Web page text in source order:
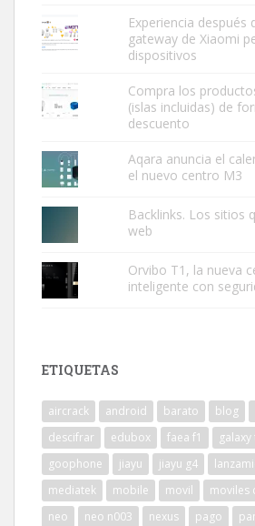
Experiencia después
gateway de Xiaomi
dispositivos
Compra los
(islas incluidas) de
descuento
Aqara anuncia el
el nuevo centro M3
Backlinks. Los sitios
web
Orvibo T1, la nueva
inteligente con
ETIQUETAS
aircrack android barato blog
descifrar
edubox faea f1 galaxy
goophone
jiayu jiayu g4
mediatek
mobile movil moviles
neo
neo n003 nexus pago